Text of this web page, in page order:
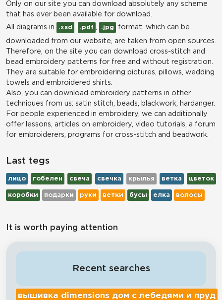
Only on our site you can download absolutely any scheme
that has ever been available for download.
All diagrams in
.xsd .pdf .jpg format, which can be
downloaded from our website, are taken from open sources.
Therefore, on the site you can download cross-stitch and
bead embroidery patterns for free and without registration.
They are suitable for embroidering pictures, pillows, wedding
towels and embroidered shirts.
Also, you can download embroidery patterns in other
techniques from us: satin stitch, beads, blackwork, hardanger.
For people experienced in embroidery, we can additionally
offer lessons, articles on embroidery, video tutorials, a forum
for embroiderers, programs for cross-stitch and beadwork.
Last tegs
лицо гобелен свеча свечка крылья ветка цветок
коробки подарки руки ветки бусы елка волосы
It is worth paying attention
Recent searches
вышивка dimensions дом с лебедями и пруд